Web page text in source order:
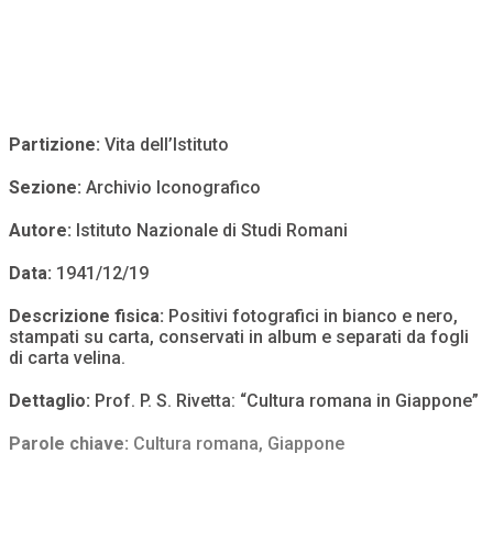
Partizione: Vita dell’Istituto
Sezione: Archivio Iconografico
Autore: Istituto Nazionale di Studi Romani
Data: 1941/12/19
Descrizione fisica: Positivi fotografici in bianco e nero,
stampati su carta, conservati in album e separati da fogli
di carta velina.
Dettaglio: Prof. P. S. Rivetta: “Cultura romana in Giappone”
Parole chiave: Cultura romana, Giappone